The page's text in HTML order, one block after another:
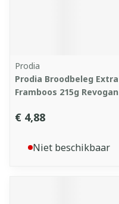
Prodia
Prodia Broodbeleg Extra
Framboos 215g Revogan
€ 4,88
Niet beschikbaar